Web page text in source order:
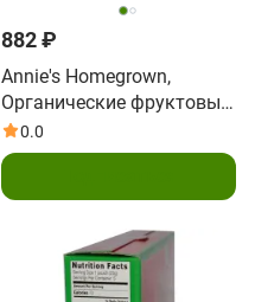
882 ₽
Annie's Homegrown,
Органические фруктовые
закуски в форме
кроликов, вкус
упаковок, 0.8 унций (23 г)
0.0